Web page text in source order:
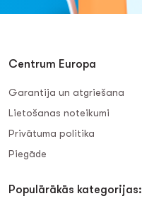
Centrum Europa
Garantija un atgriešana
Lietošanas noteikumi
Privātuma politika
Piegāde
Populārākās kategorijas: